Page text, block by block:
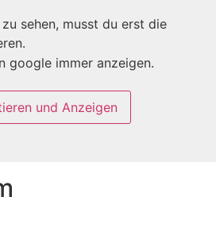
sehen, musst du erst die
google immer anzeigen.
und Anzeigen